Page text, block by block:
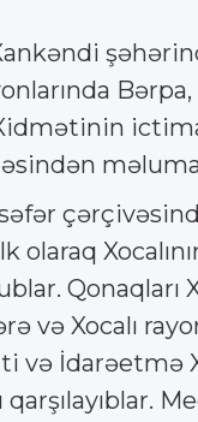
olaraq
Qonaqları
və Xocalı
və İdarəetmə